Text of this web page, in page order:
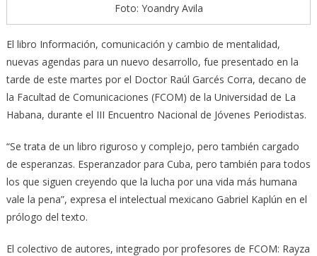
Foto: Yoandry Avila
El libro Información, comunicación y cambio de mentalidad,
nuevas agendas para un nuevo desarrollo, fue presentado en la
tarde de este martes por el Doctor Raúl Garcés Corra, decano de
la Facultad de Comunicaciones (FCOM) de la Universidad de La
Habana, durante el III Encuentro Nacional de Jóvenes Periodistas.
“Se trata de un libro riguroso y complejo, pero también cargado
de esperanzas. Esperanzador para Cuba, pero también para todos
los que siguen creyendo que la lucha por una vida más humana
vale la pena”, expresa el intelectual mexicano Gabriel Kaplún en el
prólogo del texto.
El colectivo de autores, integrado por profesores de FCOM: Rayza